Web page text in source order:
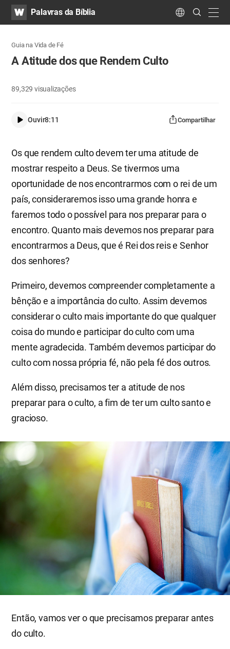
WATVPalavras da Bíblia Language
Search
Submit
Guia na Vida de Fé
A Atitude dos que Rendem Culto
89,329visualizações
Ouvir8:11 Compartilhar
Os que rendem culto devem ter uma atitude de
mostrar respeito a Deus. Se tivermos uma
oportunidade de nos encontrarmos com o rei de um
país, consideraremos isso uma grande honra e
faremos todo o possível para nos preparar para o
encontro. Quanto mais devemos nos preparar para
encontrarmos a Deus, que é Rei dos reis e Senhor
dos senhores?
Primeiro, devemos compreender completamente a
bênção e a importância do culto. Assim devemos
considerar o culto mais importante do que qualquer
coisa do mundo e participar do culto com uma
mente agradecida. Também devemos participar do
culto com nossa própria fé, não pela fé dos outros.
Além disso, precisamos ter a atitude de nos
preparar para o culto, a fim de ter um culto santo e
gracioso.
Então, vamos ver o que precisamos preparar antes
do culto.